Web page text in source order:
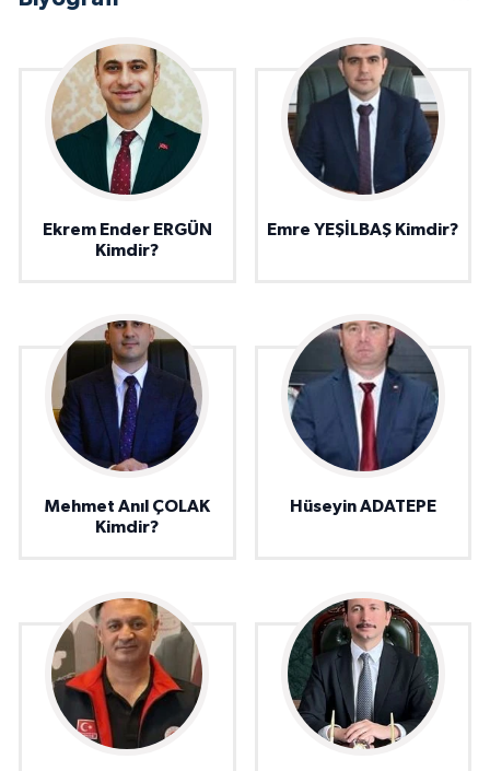
Ekrem Ender ERGÜN
Kimdir?
Emre YEŞİLBAŞ Kimdir?
Mehmet Anıl ÇOLAK
Kimdir?
Hüseyin ADATEPE